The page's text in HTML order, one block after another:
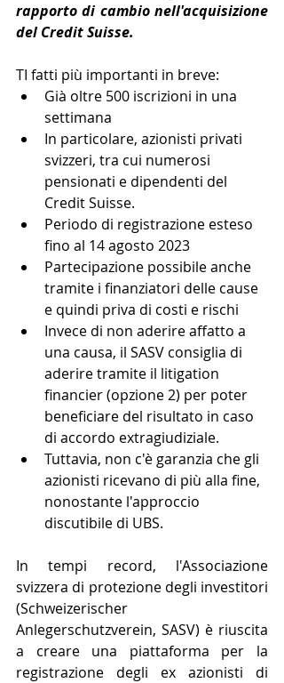
rapporto di cambio nell'acquisizione
del Credit Suisse.
TI fatti più importanti in breve:
Già oltre 500 iscrizioni in una
settimana
In particolare, azionisti privati
svizzeri, tra cui numerosi
pensionati e dipendenti del
Credit Suisse.
Periodo di registrazione esteso
fino al 14 agosto 2023
Partecipazione possibile anche
tramite i finanziatori delle cause
e quindi priva di costi e rischi
Invece di non aderire affatto a
una causa, il SASV consiglia di
aderire tramite il litigation
financier (opzione 2) per poter
beneficiare del risultato in caso
di accordo extragiudiziale.
Tuttavia, non c'è garanzia che gli
azionisti ricevano di più alla fine,
nonostante l'approccio
discutibile di UBS.
In tempi record, l'Associazione
svizzera di protezione degli investitori
(Schweizerischer
Anlegerschutzverein, SASV) è riuscita
a creare una piattaforma per la
registrazione degli ex azionisti di